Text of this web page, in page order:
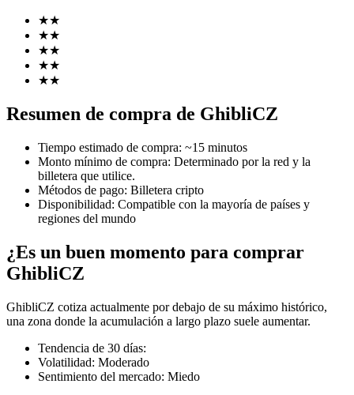
Futuros de criptomonedas
TradFi
primas
★★
★★
★★
★★
★★
Resumen de compra de GhibliCZ
Tiempo estimado de compra: ~15 minutos
Monto mínimo de compra: Determinado por la red y la
billetera que utilice.
Métodos de pago: Billetera cripto
Disponibilidad: Compatible con la mayoría de países y
regiones del mundo
¿Es un buen momento para comprar
GhibliCZ
GhibliCZ cotiza actualmente por debajo de su máximo histórico,
una zona donde la acumulación a largo plazo suele aumentar.
Tendencia de 30 días:
Volatilidad: Moderado
Sentimiento del mercado: Miedo